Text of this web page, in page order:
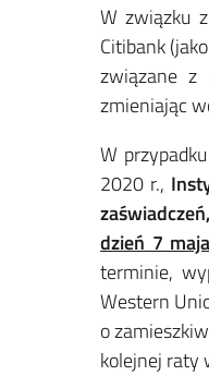
W związku
Citibank
związane z
zmieniając
W
2020 r.,
dzień 7
terminie,
Western
o
kolejnej raty